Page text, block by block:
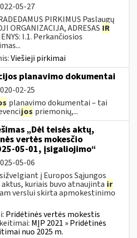
05-27
PIRKIMUS Paslaugų
ORGANIZACIJA, ADRESAS IR
I.1. Perkančiosios
Viešieji pirkimai
planavimo dokumentai
02-25
planavimo dokumentai – tai
jos priemonių,...
„Dėl teisės aktų,
vertės mokesčio
05-01, įsigaliojimo“
05-06
į Europos Sąjungos
kuriais buvo atnaujinta ir
verslui skirta apmokestinimo
Pridėtinės vertės mokestis
MĮP 2021 » Pridėtinės
nuo 2025 m.